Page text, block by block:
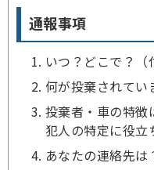
通報事項
いつ？どこで？（
何が投棄されてい
投棄者・車の特徴
犯人の特定に役立
あなたの連絡先は